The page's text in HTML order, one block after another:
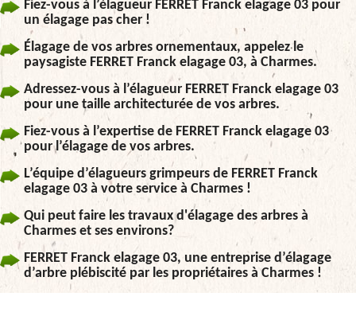
Fiez-vous à l’élagueur FERRET Franck elagage 03 pour
un élagage pas cher !
Élagage de vos arbres ornementaux, appelez le
paysagiste FERRET Franck elagage 03, à Charmes.
Adressez-vous à l’élagueur FERRET Franck elagage 03
pour une taille architecturée de vos arbres.
Fiez-vous à l’expertise de FERRET Franck elagage 03
pour l’élagage de vos arbres.
L’équipe d’élagueurs grimpeurs de FERRET Franck
elagage 03 à votre service à Charmes !
Qui peut faire les travaux d'élagage des arbres à
Charmes et ses environs?
FERRET Franck elagage 03, une entreprise d’élagage
d’arbre plébiscité par les propriétaires à Charmes !